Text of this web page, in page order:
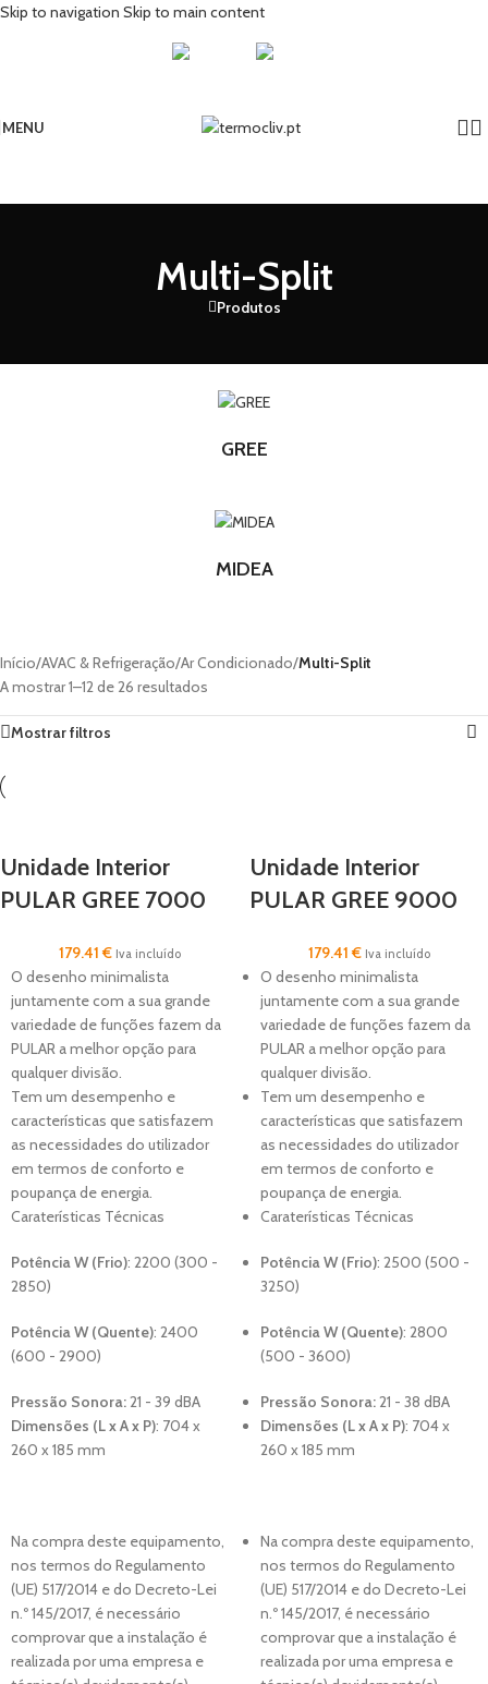
Skip to navigation Skip to main content
MENU
Multi-Split
Produtos
GREE
MIDEA
Início/AVAC & Refrigeração/Ar Condicionado/Multi-Split
A mostrar 1–12 de 26 resultados
Mostrar filtros
Unidade Interior
PULAR GREE 7000
179.41€ Iva incluído
O desenho minimalista
juntamente com a sua grande
variedade de funções fazem da
PULAR a melhor opção para
qualquer divisão.
Tem um desempenho e
características que satisfazem
as necessidades do utilizador
em termos de conforto e
poupança de energia.
Caraterísticas Técnicas
Potência W (Frio): 2200 (300 -
2850)
Potência W (Quente): 2400
(600 - 2900)
Pressão Sonora:21 - 39 dBA
Dimensões (L x A x P): 704 x
260 x 185 mm
Na compra deste equipamento,
nos termos do Regulamento
(UE) 517/2014 e do Decreto-Lei
n.º 145/2017, é necessário
comprovar que a instalação é
realizada por uma empresa e
Unidade Interior
PULAR GREE 9000
179.41€ Iva incluído
O desenho minimalista
juntamente com a sua grande
variedade de funções fazem da
PULAR a melhor opção para
qualquer divisão.
Tem um desempenho e
características que satisfazem
as necessidades do utilizador
em termos de conforto e
poupança de energia.
Caraterísticas Técnicas
Potência W (Frio): 2500 (500 -
3250)
Potência W (Quente): 2800
(500 - 3600)
Pressão Sonora:21 - 38 dBA
Dimensões (L x A x P): 704 x
260 x 185 mm
Na compra deste equipamento,
nos termos do Regulamento
(UE) 517/2014 e do Decreto-Lei
n.º 145/2017, é necessário
comprovar que a instalação é
realizada por uma empresa e